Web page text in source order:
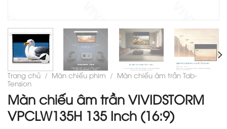
Trang chủ / Màn chiếu phim / Màn chiếu âm trần Tab-
Tension
Màn chiếu âm trần VIVIDSTORM
VPCLW135H 135 Inch (16:9)